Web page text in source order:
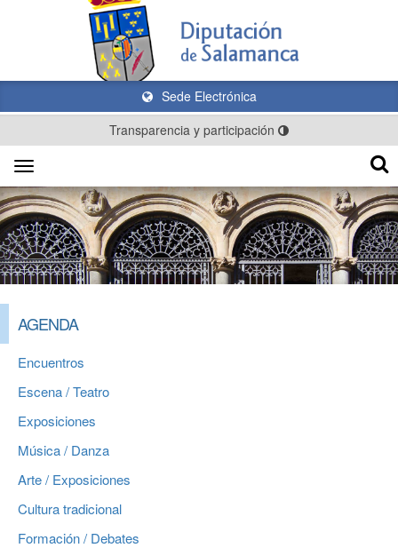
Sede Electrónica
Transparencia y participación
Toggle
navigation
AGENDA
Encuentros
Escena / Teatro
Exposiciones
Música / Danza
Arte / Exposiciones
Cultura tradicional
Formación / Debates